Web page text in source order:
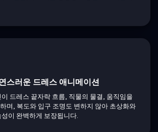
스러운 드레스 애니메이션
드레스 끝자락 흐름, 직물의 물결, 움직임을
며, 복도와 입구 조명도 변하지 않아 초상화와
이 완벽하게 보장됩니다.